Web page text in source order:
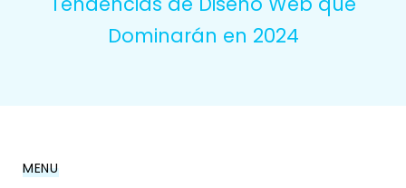
Dominarán en 2024
MENU